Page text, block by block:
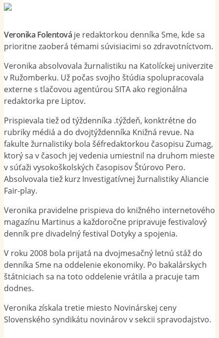
Veronika Folentová je redaktorkou denníka Sme, kde sa
prioritne zaoberá témami súvisiacimi so zdravotníctvom.
Veronika absolvovala žurnalistiku na Katolíckej univerzite
v Ružomberku. Už počas svojho štúdia spolupracovala
externe s tlačovou agentúrou SITA ako regionálna
redaktorka pre Liptov.
Prispievala tiež od týždenníka .týždeň, konktrétne do
rubriky médiá a do dvojtýždenníka Knižná revue. Na
fakulte žurnalistiky bola šéfredaktorkou časopisu Zumag,
ktorý sa v časoch jej vedenia umiestnil na druhom mieste
v súťaži vysokoškolských časopisov Štúrovo Pero.
Absolvovala tiež kurz Investigatívnej žurnalistiky Aliancie
Fair-play.
Veronika pravidelne prispieva do knižného internetového
magazínu Martinus a každoročne pripravuje festivalový
denník pre divadelný festival Dotyky a spojenia.
V roku 2008 bola prijatá na dvojmesačný letnú stáž do
denníka Sme na oddelenie ekonomiky. Po bakalárskych
štátniciach sa na toto oddelenie vrátila a pracuje tam
dodnes.
Veronika získala tretie miesto Novinárskej ceny
Slovenského syndikátu novinárov v sekcii spravodajstvo.